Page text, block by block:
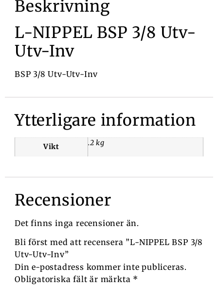
Beskrivning
L-NIPPEL BSP 3/8 Utv-
Utv-Inv
BSP 3/8 Utv-Utv-Inv
Ytterligare information
Vikt .2 kg
Recensioner
Det finns inga recensioner än.
Bli först med att recensera ”L-NIPPEL BSP 3/8
Utv-Utv-Inv”
Din e-postadress kommer inte publiceras.
Obligatoriska fält är märkta *